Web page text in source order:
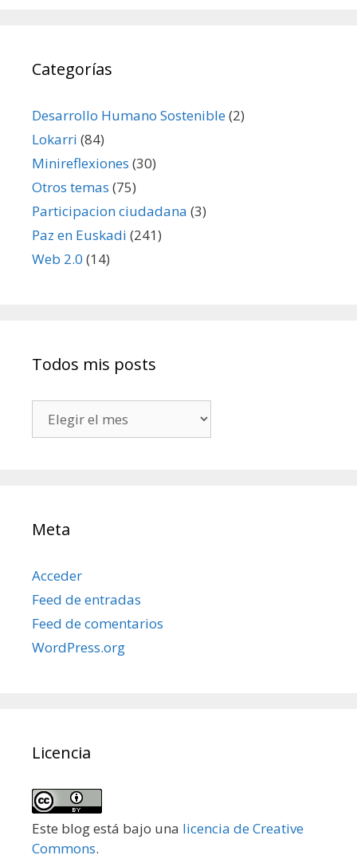
Categorías
Desarrollo Humano Sostenible(2)
Lokarri (84)
Minireflexiones (30)
Otros temas (75)
Participacion ciudadana (3)
Paz en Euskadi (241)
Web 2.0 (14)
Todos mis posts
mis
Meta
Acceder
Feed de entradas
Feed de comentarios
WordPress.org
Licencia
Este blog está bajo una licencia de Creative
Commons.